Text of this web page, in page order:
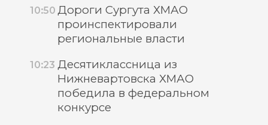
10:50 Дороги Сургута ХМАО
проинспектировали
региональные власти
10:23 Десятиклассница из
Нижневартовска ХМАО
победила в федеральном
конкурсе